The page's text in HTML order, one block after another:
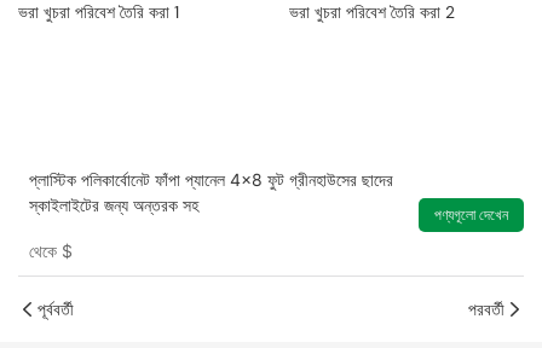
প্লাস্টিক পলিকার্বোনেট ফাঁপা প্যানেল 4x8 ফুট গ্রীনহাউসের ছাদের
স্কাইলাইটের জন্য অন্তরক সহ
থেকে $
পণ্যগূলো দেখেন
পূর্ববর্তী পরবর্তী